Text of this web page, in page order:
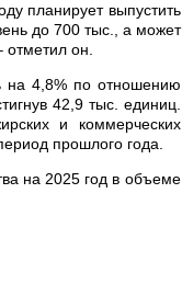
планирует выпустить
до 700 тыс., а может
он.
на 4,8% по отношению
42,9 тыс. единиц.
и коммерческих
прошлого года.
на 2025 год в объеме